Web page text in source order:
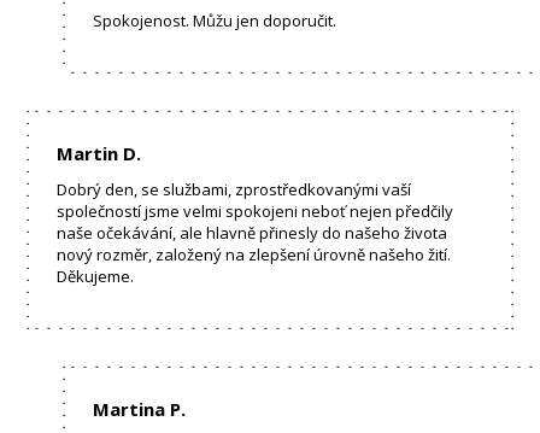
Spokojenost. Můžu jen doporučit.
Martin D.
Dobrý den, se službami, zprostředkovanými vaší
společností jsme velmi spokojeni neboť nejen předčily
naše očekávání, ale hlavně přinesly do našeho života
nový rozměr, založený na zlepšení úrovně našeho žití.
Děkujeme.
Martina P.